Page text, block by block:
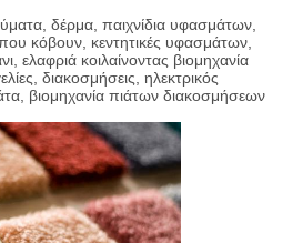
δέρμα, παιχνίδια υφασμάτων,
κόβουν, κεντητικές υφασμάτων,
ελαφριά κοιλαίνοντας βιομηχανία
διακοσμήσεις, ηλεκτρικός
βιομηχανία πιάτων διακοσμήσεων